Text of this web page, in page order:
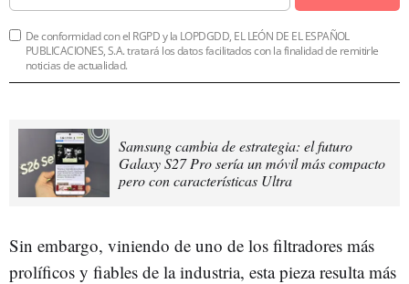
De conformidad con el RGPD y la LOPDGDD, EL LEÓN DE EL ESPAÑOL
PUBLICACIONES, S.A. tratará los datos facilitados con la finalidad de remitirle
noticias de actualidad.
Samsung cambia de estrategia: el futuro
Galaxy S27 Pro sería un móvil más compacto
pero con características Ultra
Sin embargo, viniendo de uno de los filtradores más
prolíficos y fiables de la industria, esta pieza resulta más